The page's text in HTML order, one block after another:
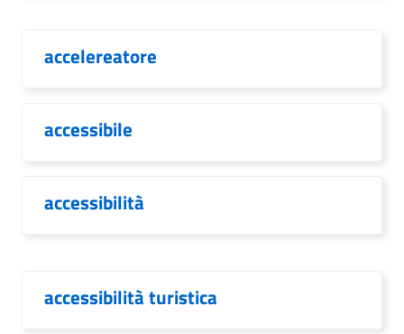
accelereatore
accessibile
accessibilità
accessibilità turistica